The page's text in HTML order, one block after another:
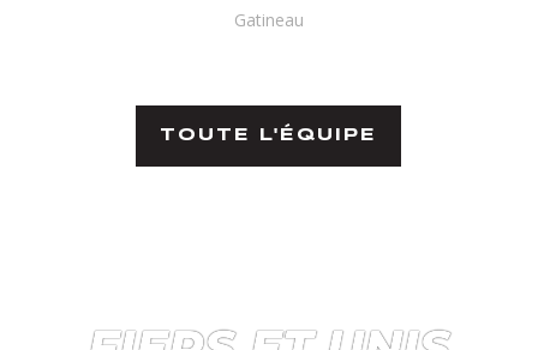
Gatineau
TOUTE L'ÉQUIPE